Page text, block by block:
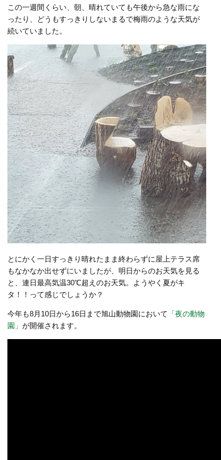
この一週間くらい、朝、晴れていても午後から急な雨にな
ったり、どうもすっきりしないまるで梅雨のような天気が
続いていました。
とにかく一日すっきり晴れたまま終わらずに屋上テラス席
もなかなか出せずにいましたが、明日からのお天気を見る
と、連日最高気温30℃超えのお天気。ようやく夏がキ
タ！！って感じでしょうか？
今年も8月10日から16日まで旭山動物園において
「夜の動物
園」 が開催されます。